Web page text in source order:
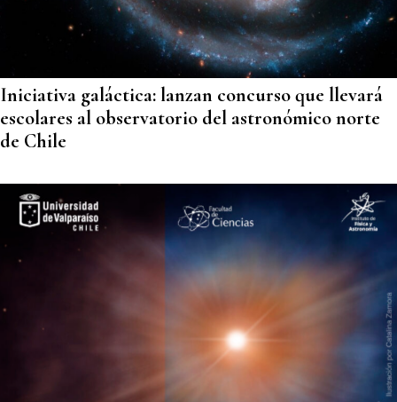
Iniciativa galáctica: lanzan concurso que llevará
escolares al observatorio del astronómico norte
de Chile